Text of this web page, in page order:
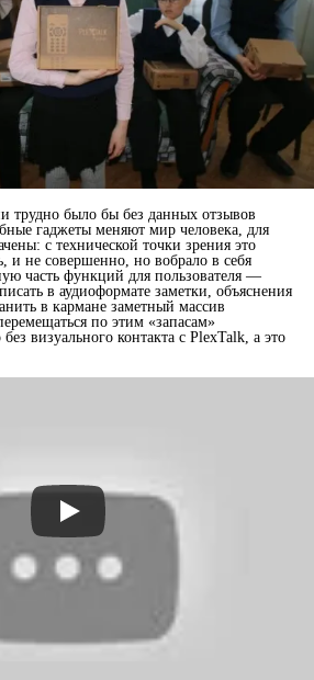
трудно было бы без данных отзывов
гаджеты меняют мир человека, для
с технической точки зрения это
и не совершенно, но вобрало в себя
часть функций для пользователя —
в аудиоформате заметки, объяснения
в кармане заметный массив
по этим «запасам»
визуального контакта с PlexTalk, а это